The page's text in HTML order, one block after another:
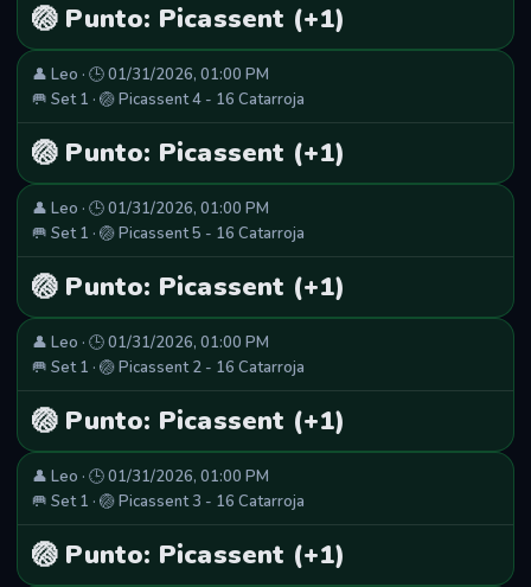
🏐 Punto: Picassent (+1)
👤 Leo · 🕒 01/31/2026, 01:00 PM
🥅 Set 1 · 🏐 Picassent 4 - 16 Catarroja
🏐 Punto: Picassent (+1)
👤 Leo · 🕒 01/31/2026, 01:00 PM
🥅 Set 1 · 🏐 Picassent 5 - 16 Catarroja
🏐 Punto: Picassent (+1)
👤 Leo · 🕒 01/31/2026, 01:00 PM
🥅 Set 1 · 🏐 Picassent 2 - 16 Catarroja
🏐 Punto: Picassent (+1)
👤 Leo · 🕒 01/31/2026, 01:00 PM
🥅 Set 1 · 🏐 Picassent 3 - 16 Catarroja
🏐 Punto: Picassent (+1)